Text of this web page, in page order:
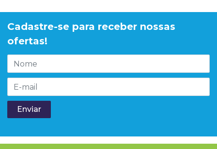
Cadastre-se para receber nossas
ofertas!